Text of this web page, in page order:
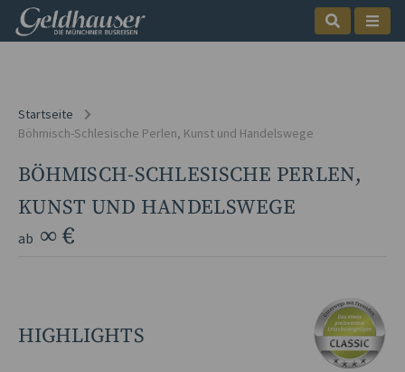
Startseite
Böhmisch-Schlesische Perlen, Kunst und Handelswege
BÖHMISCH-SCHLESISCHE PERLEN,
KUNST UND HANDELSWEGE
ab ∞ €
HIGHLIGHTS